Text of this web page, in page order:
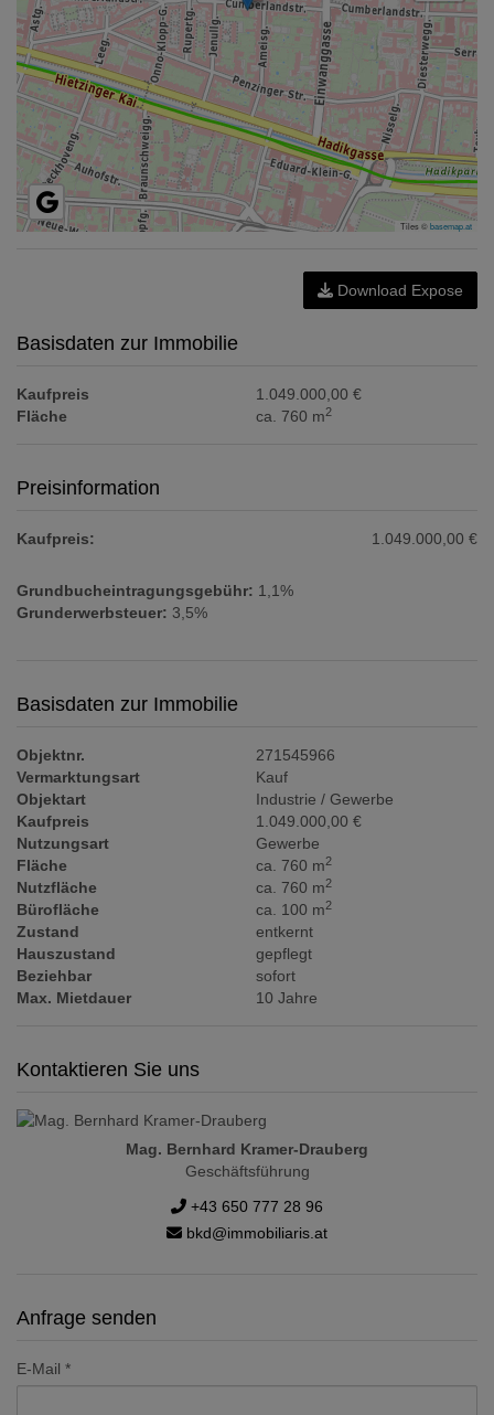
Tiles ©basemap.at
Download Expose
Basisdaten zur Immobilie
Kaufpreis
1.049.000,00 €
Fläche
ca. 760 m2
Preisinformation
Kaufpreis: 1.049.000,00 €
Grundbucheintragungsgebühr: 1,1%
Grunderwerbsteuer: 3,5%
Basisdaten zur Immobilie
Objektnr.
271545966
Vermarktungsart
Kauf
Objektart
Industrie / Gewerbe
Kaufpreis
1.049.000,00 €
Nutzungsart
Gewerbe
Fläche
ca. 760 m2
Nutzfläche ca. 760 m2
Bürofläche ca. 100 m2
Zustand
entkernt
Hauszustand
gepflegt
Beziehbar
sofort
Max. Mietdauer
10 Jahre
Kontaktieren Sie uns
Mag. Bernhard Kramer-Drauberg
Geschäftsführung
+43 650 777 28 96
bkd@immobiliaris.at
Anfrage senden
E-Mail